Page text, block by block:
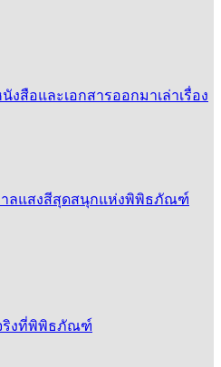
สือและเอกสารออกมาเล่าเรื่อง
กาลแสงสีสุดสนุกแห่งพิพิธภัณฑ์
ริงที่พิพิธภัณฑ์